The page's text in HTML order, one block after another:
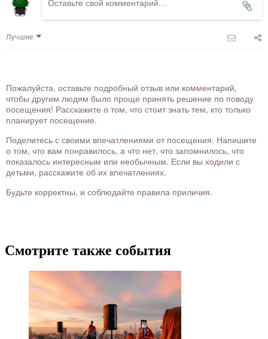
Лучшие
Пожалуйста, оставьте подробный отзыв или комментарий,
чтобы другим людям было проще принять решение по поводу
посещения! Расскажите о том, что стоит знать тем, кто только
планирует посещение.
Поделитесь с своими впечатлениями от посещения. Напишите
о том, что вам понравилось, а что нет, что запомнилось, что
показалось интересным или необычным. Если вы ходили с
детьми, расскажите об их впечатлениях.
Будьте корректны, и соблюдайте правила приличия.
Смотрите также события